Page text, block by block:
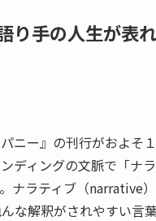
り手の人生が表
ニー』の刊行がおよそ
ディングの文脈で「ナ
ナラティブ（narrative
な解釈がされやすい言葉